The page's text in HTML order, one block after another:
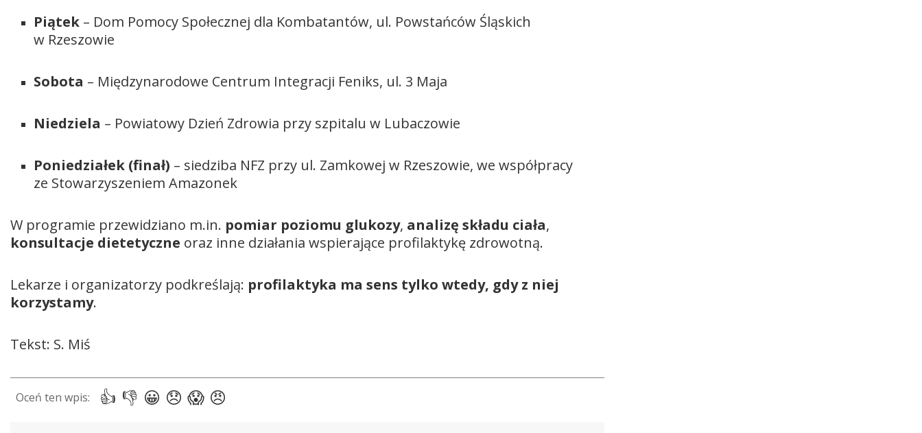
Piątek – Dom Pomocy Społecznej dla Kombatantów, ul. Powstańców Śląskich
w Rzeszowie
Sobota – Międzynarodowe Centrum Integracji Feniks, ul. 3 Maja
Niedziela – Powiatowy Dzień Zdrowia przy szpitalu w Lubaczowie
Poniedziałek (finał) – siedziba NFZ przy ul. Zamkowej w Rzeszowie, we współpracy
ze Stowarzyszeniem Amazonek
W programie przewidziano m.in. pomiar poziomu glukozy, analizę składu ciała,
konsultacje dietetyczne oraz inne działania wspierające profilaktykę zdrowotną.
Lekarze i organizatorzy podkreślają: profilaktyka ma sens tylko wtedy, gdy z niej
korzystamy.
Tekst: S. Miś